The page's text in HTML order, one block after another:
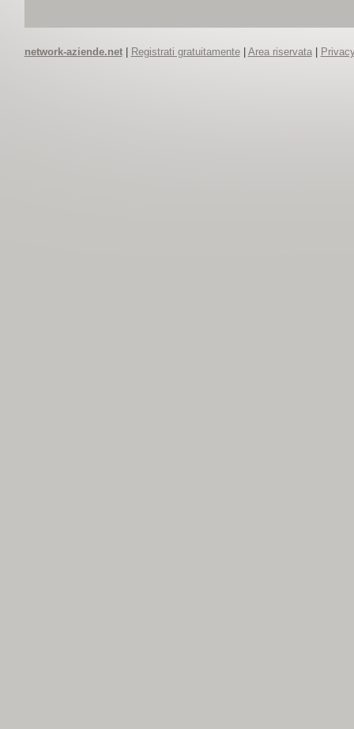
network-aziende.net| Registrati gratuitamente| Area riservata|